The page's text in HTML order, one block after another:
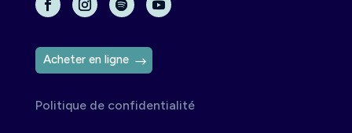
Acheter en ligne
Politique de confidentialité